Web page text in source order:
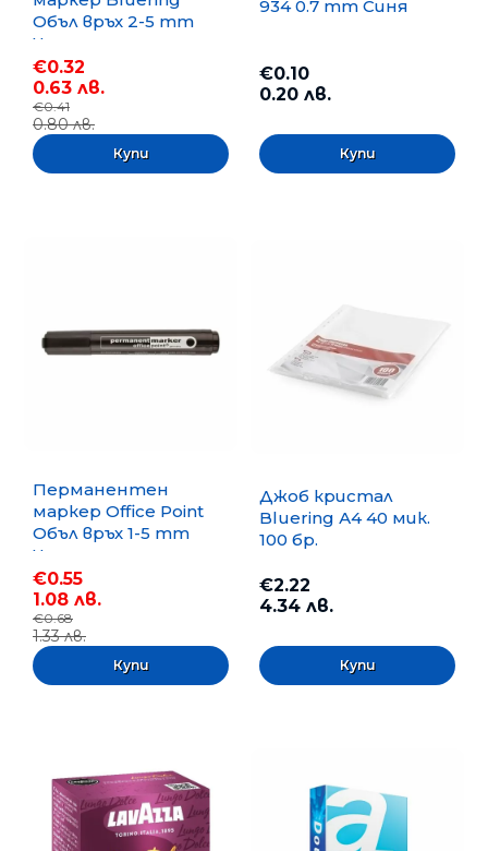
Объл връх 2-5 mm
Черен
€0.32
0.63 лв.
€0.41
0.80 лв.
934 0.7 mm Синя
€0.10
0.20 лв.
Перманентен
маркер Office Point
Объл връх 1-5 mm
Черен
€0.55
1.08 лв.
€0.68
1.33 лв.
Джоб кристал
Bluering А4 40 мик.
100 бр.
€2.22
4.34 лв.